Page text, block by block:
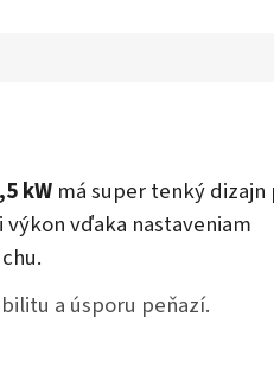
kW má super tenký dizajn
vďaka nastaveniam
a úsporu peňazí.